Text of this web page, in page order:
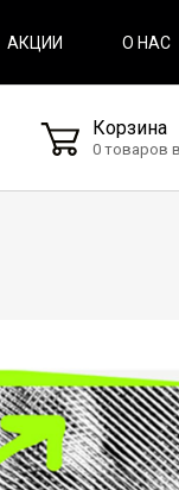
АКЦИИ О НАС
Корзина
0 товаров